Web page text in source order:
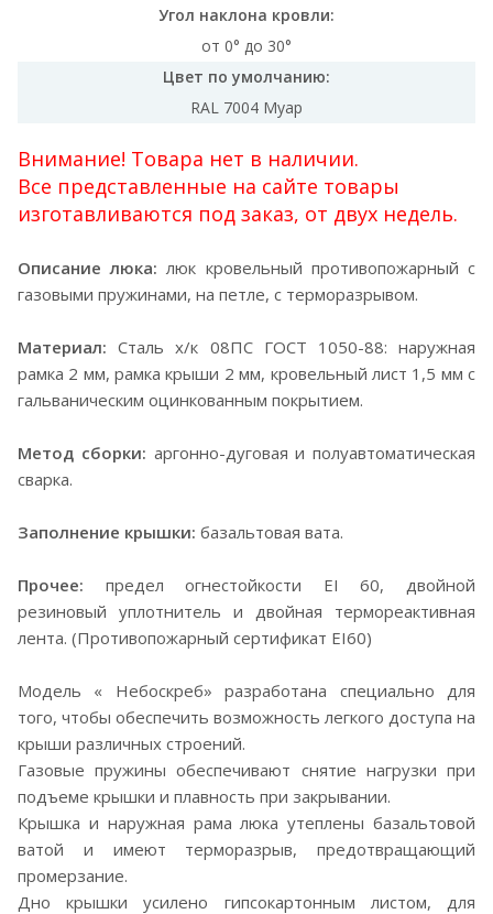
Угол наклона кровли:
от 0° до 30°
Цвет по умолчанию:
RAL 7004 Муар
Внимание! Товара нет в наличии.
Все представленные на сайте товары
изготавливаются под заказ, от двух недель.
Описание люка: люк кровельный противопожарный с
газовыми пружинами, на петле, с терморазрывом.
Материал: Сталь х/к 08ПС ГОСТ 1050-88: наружная
рамка 2 мм, рамка крыши 2 мм, кровельный лист 1,5 мм с
гальваническим оцинкованным покрытием.
Метод сборки: аргонно-дуговая и полуавтоматическая
сварка.
Заполнение крышки: базальтовая вата.
Прочее: предел огнестойкости EI 60, двойной
резиновый уплотнитель и двойная термореактивная
лента. (Противопожарный сертификат EI60)
Модель « Небоскреб» разработана специально для
того, чтобы обеспечить возможность легкого доступа на
крыши различных строений.
Газовые пружины обеспечивают снятие нагрузки при
подъеме крышки и плавность при закрывании.
Крышка и наружная рама люка утеплены базальтовой
ватой и имеют терморазрыв, предотвращающий
промерзание.
Дно крышки усилено гипсокартонным листом, для